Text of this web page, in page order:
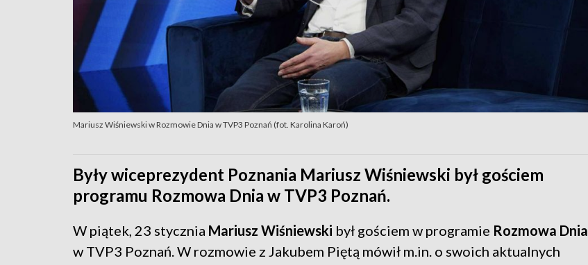
Mariusz Wiśniewski w Rozmowie Dnia w TVP3 Poznań (fot. Karolina Karoń)
Były wiceprezydent Poznania Mariusz Wiśniewski był gościem
programu Rozmowa Dnia w TVP3 Poznań.
W piątek, 23 stycznia Mariusz Wiśniewski był gościem w programie Rozmowa Dnia
w TVP3 Poznań. W rozmowie z Jakubem Piętą mówił m.in. o swoich aktualnych